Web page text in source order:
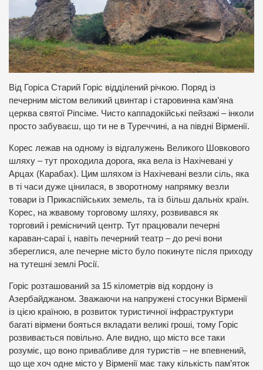
Від Горіса Старий Горіс відділений річкою. Поряд із
печерним містом великий цвинтар і старовинна кам’яна
церква святої Ріпсіме. Чисто каппадокійські пейзажі – інколи
просто забуваєш, що ти не в Туреччині, а на півдні Вірменії.
Корес лежав на одному із відгалужень Великого Шовкового
шляху – тут проходила дорога, яка вела із Нахічевані у
Арцах (Карабах). Цим шляхом із Нахічевані везли сіль, яка
в ті часи дуже цінилася, в зворотному напрямку везли
товари із Прикаспійських земель, та із більш дальніх країн.
Корес, на жвавому торговому шляху, розвивався як
торговий і ремісничий центр. Тут працювали печерні
караван-сараї і, навіть печерний театр – до речі вони
збереглися, але печерне місто було покинуте після приходу
на тутешні землі Росії.
Горіс розташований за 15 кілометрів від кордону із
Азербайджаном. Зважаючи на напружені стосунки Вірменії
із цією країною, в розвиток туристичної інфраструктури
багаті вірмени бояться вкладати великі гроші, тому Горіс
розвивається повільно. Але видно, що місто все таки
розуміє, що воно привабливе для туристів – не впевнений,
що ще хоч одне місто у Вірменії має таку кількість пам’яток